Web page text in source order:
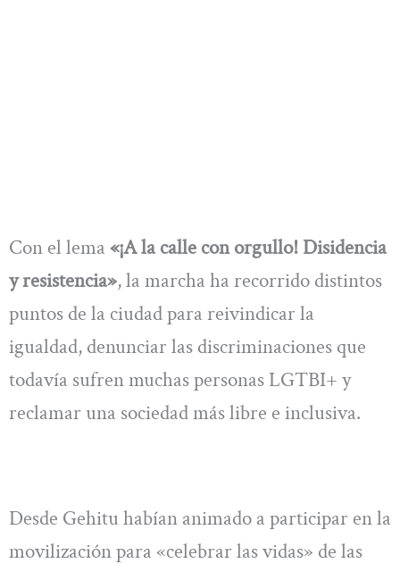
Con el lema «¡A la calle con orgullo! Disidencia
y resistencia», la marcha ha recorrido distintos
puntos de la ciudad para reivindicar la
igualdad, denunciar las discriminaciones que
todavía sufren muchas personas LGTBI+ y
reclamar una sociedad más libre e inclusiva.
Desde Gehitu habían animado a participar en la
movilización para «celebrar las vidas» de las